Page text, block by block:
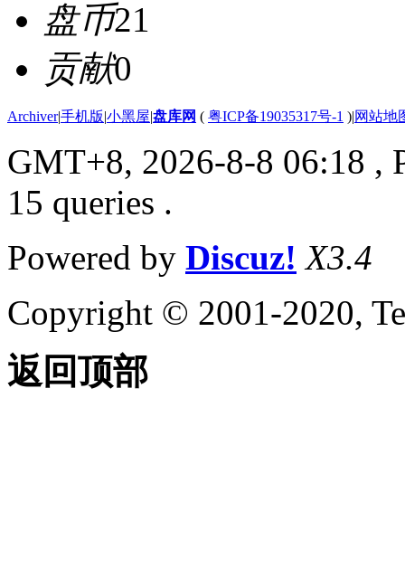
盘币21
贡献0
Archiver|手机版|小黑屋|盘库网 ( 粤ICP备19035317号-1 )|网站地
GMT+8, 2026-8-8 06:18 ,
15 queries .
Powered by Discuz! X3.4
Copyright © 2001-2020,
返回顶部